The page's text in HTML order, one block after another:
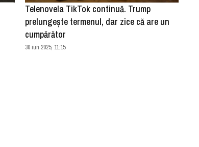
Telenovela TikTok continuă. Trump
prelungește termenul, dar zice că are un
cumpărător
30 iun 2025, 11:15